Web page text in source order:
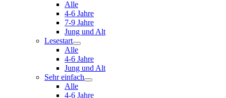
Alle
4-6 Jahre
7-9 Jahre
Jung und Alt
Lesestart
Alle
4-6 Jahre
Jung und Alt
Sehr einfach
Alle
4-6 Jahre